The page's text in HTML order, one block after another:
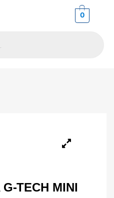
0
TECH MINI